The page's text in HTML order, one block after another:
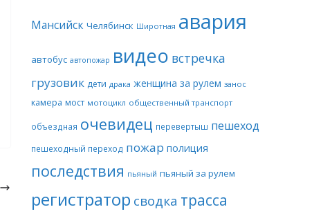
Мансийск Челябинск Широтная авария
автобус автопожар видео встречка
грузовик дети драка женщина за рулем занос
камера мост мотоцикл общественный транспорт
объездная очевидец перевертыш пешеход
пешеходный переход пожар полиция
последствия пьяный пьяный за рулем
регистратор сводка трасса